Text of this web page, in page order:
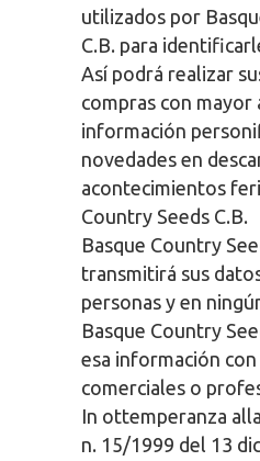
utilizados por
C.B. para
Así podrá realizar
compras con mayor
información
novedades en
acontecimientos
Country Seeds C.B.
Basque Country
transmitirá sus
personas y en
Basque Country
esa información
comerciales o
In ottemperanza
n. 15/1999 del 13